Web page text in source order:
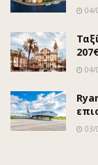
04/
04/
03/